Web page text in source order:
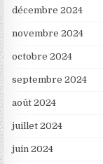
décembre 2024
novembre 2024
octobre 2024
septembre 2024
août 2024
juillet 2024
juin 2024